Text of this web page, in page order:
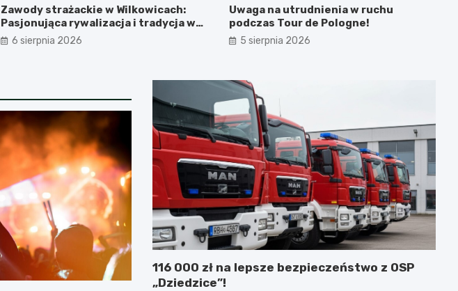
Zawody strażackie w Wilkowicach:
Pasjonująca rywalizacja i tradycja w
akcji
6 sierpnia 2026
Uwaga na utrudnienia w ruchu
podczas Tour de Pologne!
5 sierpnia 2026
116 000 zł na lepsze bezpieczeństwo z OSP
„Dziedzice”!